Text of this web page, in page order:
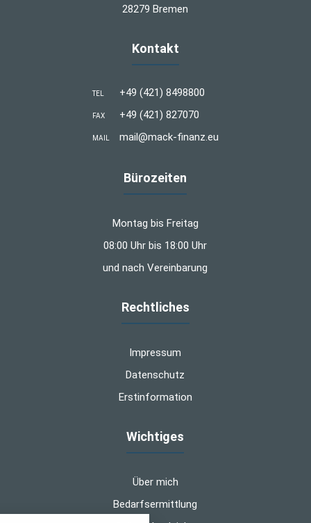
28279 Bremen
Kontakt
TEL +49 (421) 8498800
FAX +49 (421) 827070
MAIL mail@mack-finanz.eu
Bürozeiten
Montag bis Freitag
08:00 Uhr bis 18:00 Uhr
und nach Vereinbarung
Rechtliches
Impressum
Datenschutz
Erstinformation
Wichtiges
Über mich
Bedarfsermittlung